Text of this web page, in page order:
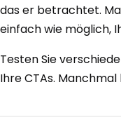
das er betrachtet.
einfach wie möglich,
Testen Sie
Ihre CTAs.